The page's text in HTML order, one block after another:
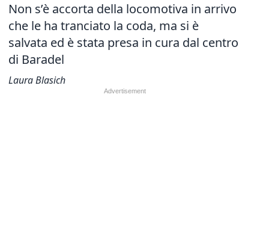
Non s’è accorta della locomotiva in arrivo
che le ha tranciato la coda, ma si è
salvata ed è stata presa in cura dal centro
di Baradel
Laura Blasich